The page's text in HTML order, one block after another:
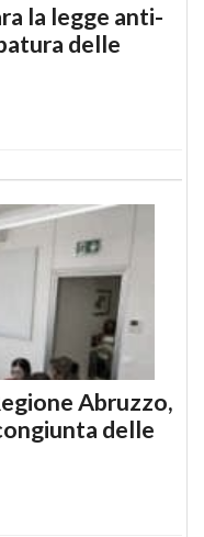
la legge anti-
delle
Abruzzo,
delle